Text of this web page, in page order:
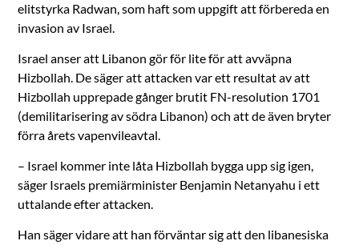
elitstyrka Radwan, som haft som uppgift att förbereda en
invasion av Israel.
Israel anser att Libanon gör för lite för att avväpna
Hizbollah. De säger att attacken var ett resultat av att
Hizbollah upprepade gånger brutit FN-resolution 1701
(demilitarisering av södra Libanon) och att de även bryter
förra årets vapenvileavtal.
– Israel kommer inte låta Hizbollah bygga upp sig igen,
säger Israels premiärminister Benjamin Netanyahu i ett
uttalande efter attacken.
Han säger vidare att han förväntar sig att den libanesiska